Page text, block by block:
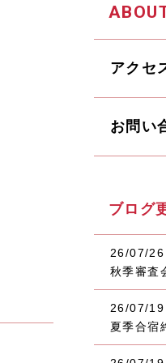
アクセ
お問い
ブログ
26/07/26
秋季審査
26/07/19
夏季合宿